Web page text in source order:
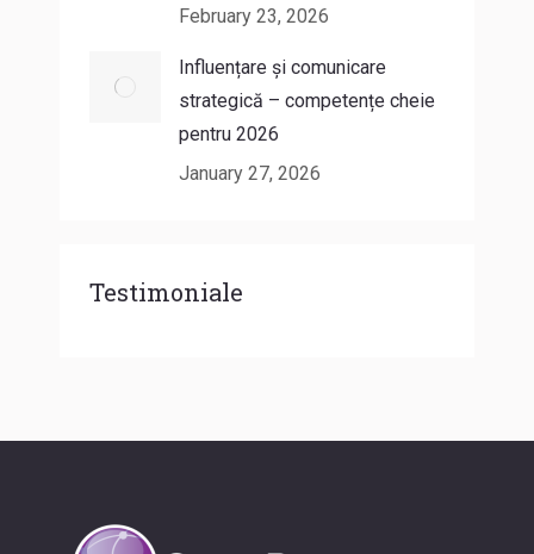
February 23, 2026
Influențare și comunicare
strategică – competențe cheie
pentru 2026
January 27, 2026
Testimoniale